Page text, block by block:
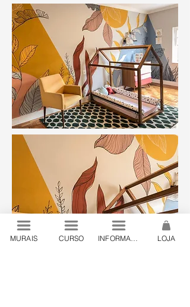
MURAIS CURSO LOJA